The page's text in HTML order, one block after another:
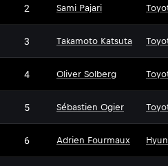
2 Sami Pajari
3 Takamoto Katsuta
4 Oliver Solberg
5 Sébastien Ogier
6 Adrien Fourmaux